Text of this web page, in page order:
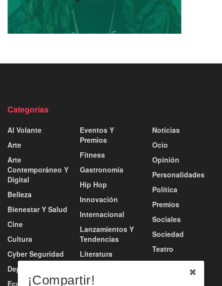
Categorías
Al Volante
Arte
Arte
Contemporáneo Y
Digital
Belleza
Bienestar Y Salud
Cine
Cultura
Cyber Seguridad
Deportes
Economía
Eventos Y
Premios
Fitness
Gastronomía
Hip Hop
Innovación
Internacional
Lanzamientos Y
Tendencias
Literatura
Música
Noticias
Ocio
Opinión
Personalidades
Política
Premios
Sociales
Sociedad
Teatro
Tecnología
¡Compartir!